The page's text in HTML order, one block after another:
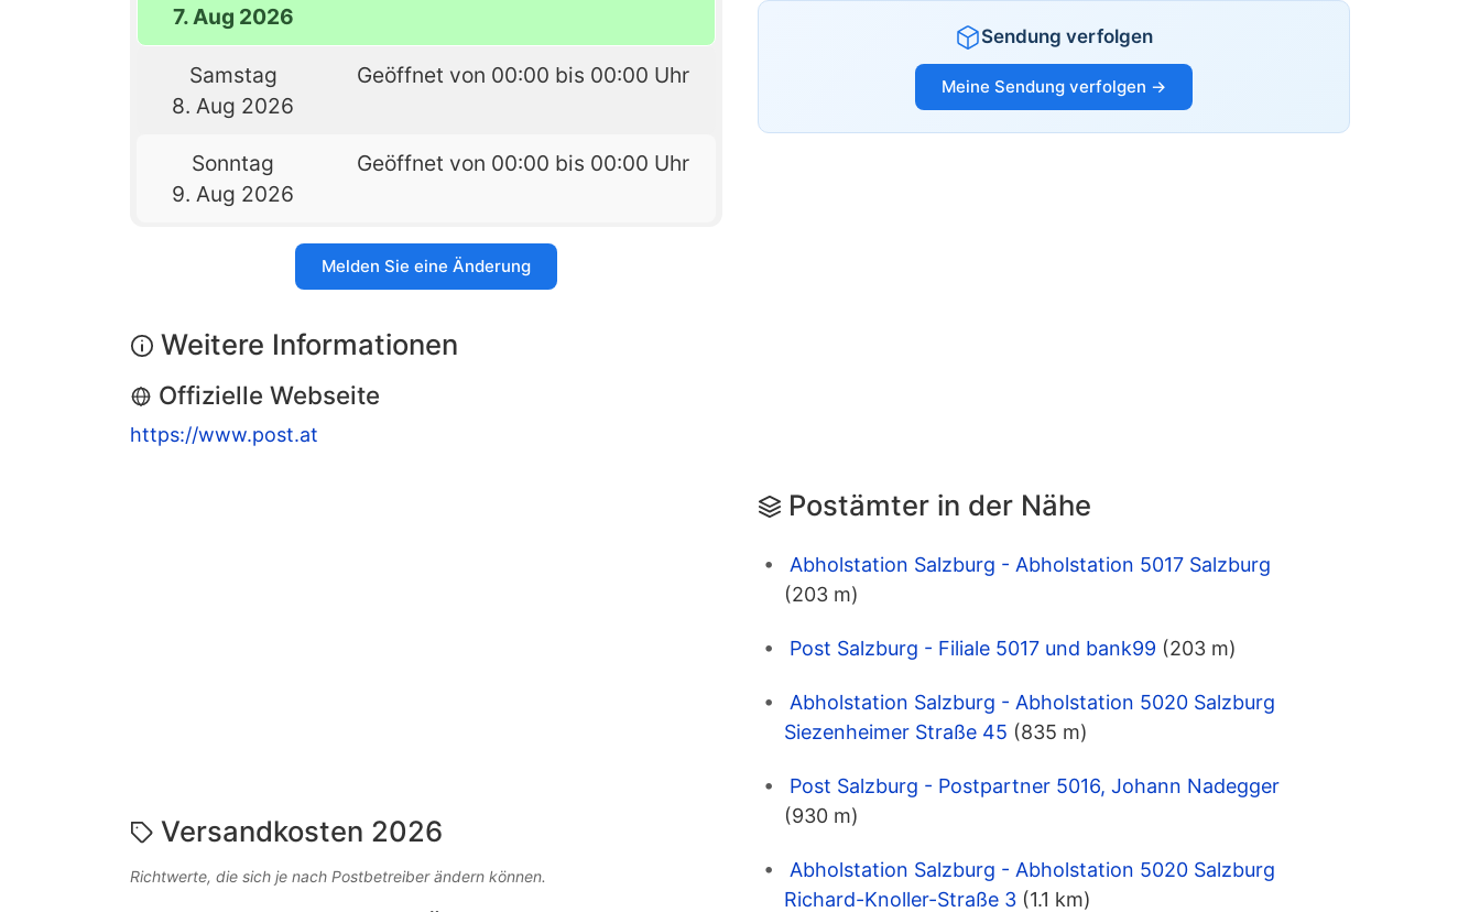
7. Aug 2026
Samstag
8. Aug 2026
Geöffnet von 00:00 bis 00:00 Uhr
Sonntag
9. Aug 2026
Geöffnet von 00:00 bis 00:00 Uhr
Melden Sie eine Änderung
Weitere Informationen
Offizielle Webseite
https://www.post.at
Versandkosten 2026
Richtwerte, die sich je nach Postbetreiber ändern können.
Sendung verfolgen
Meine Sendung verfolgen →
Postämter in der Nähe
Abholstation Salzburg - Abholstation 5017 Salzburg
(203 m)
Post Salzburg - Filiale 5017 und bank99 (203 m)
Abholstation Salzburg - Abholstation 5020 Salzburg
Siezenheimer Straße 45 (835 m)
Post Salzburg - Postpartner 5016, Johann Nadegger
(930 m)
Abholstation Salzburg - Abholstation 5020 Salzburg
Richard-Knoller-Straße 3 (1.1 km)